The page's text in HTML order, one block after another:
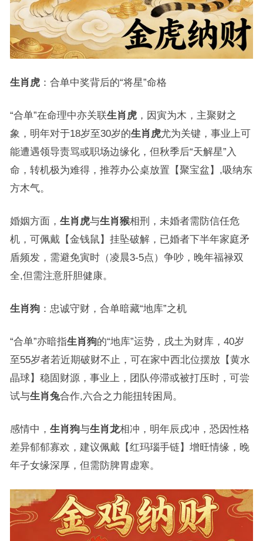
生肖虎：合单中奖背后的“将星”命格
“合单”在命理中亦关联生肖虎，因寅为木，主聚财之
象，明年对于18岁至30岁的生肖虎尤为关键，事业上可
能遭遇领导责骂或职场边缘化，但秋季后“天解星”入
命，转机极为难得，推荐办公桌放置【聚宝盆】,吸纳东
方木气。
婚姻方面， 生肖虎与生肖猴相刑，未婚者需防信任危
机，可佩戴【金钱鼠】挂坠破解，已婚者下半年家庭矛
盾频发，需避免寅时（凌晨3-5点）争吵，晚年福禄双
全,但需注意肝胆健康。
生肖狗 ：忠诚守财，合单暗藏“地库”之机
“合单”亦暗指生肖狗的“地库”运势，戌土为财库，40岁
至55岁者若近期破财不止，可在家中西北位摆放【黄水
晶球】稳固财源，事业上，团队停滞或被打压时，可尝
试与生肖兔合作,六合之力能扭转困局。
感情中， 生肖狗与生肖龙相冲，明年辰戌冲，恐因性格
差异郁郁寡欢，建议佩戴【红玛瑙手链】增旺情缘，晚
年子女缘深厚，但需防脾胃虚寒。